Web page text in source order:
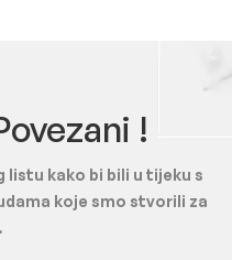
!
kako bi bili u tijeku s
koje smo stvorili za